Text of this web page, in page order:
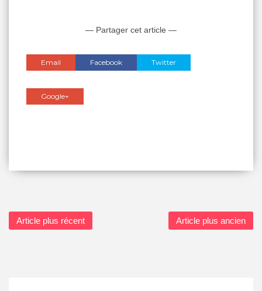
— Partager cet article —
Email Facebook Twitter
Google+
Article plus récent Article plus ancien